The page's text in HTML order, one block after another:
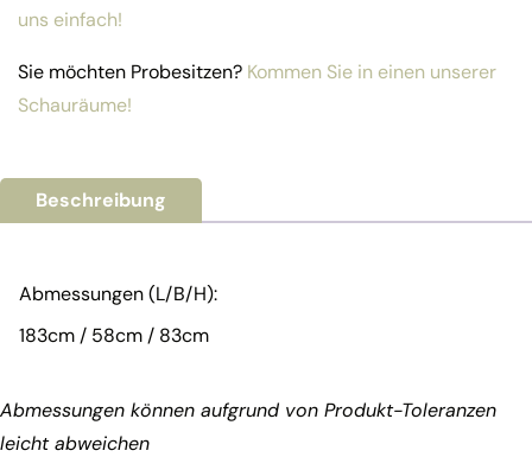
uns einfach!
Sie möchten Probesitzen? Kommen Sie in einen unserer
Schauräume!
Beschreibung
Abmessungen (L/B/H):
183cm / 58cm / 83cm
Abmessungen können aufgrund von Produkt-Toleranzen
leicht abweichen